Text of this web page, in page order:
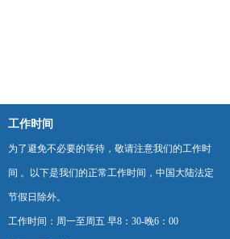
工作时间
为了避免不必要的等待，敬请注意我们的工作时
间 。以下是我们的正常工作时间，中国大陆法定
节假日除外。
工作时间：周一至周五 早8：30-晚6：00